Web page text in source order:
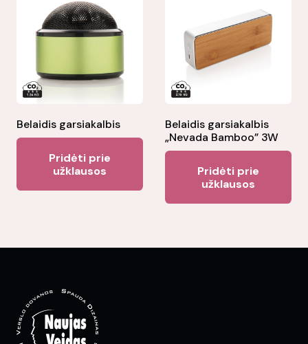
product
page
Belaidis garsiakalbis
Pridėti prie
užklausos
Belaidis garsiakalbis
„Nevada Bamboo” 3W
Pridėti prie
užklausos